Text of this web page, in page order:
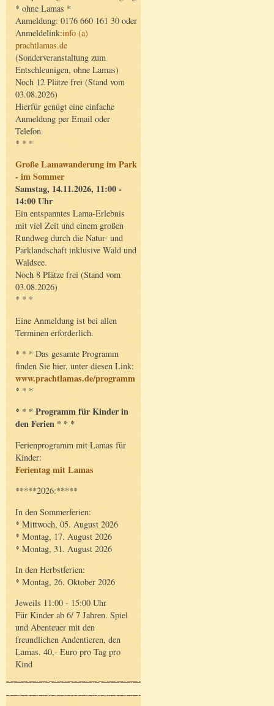
* ohne Lamas *
Anmeldung: 0176 660 161 30 oder
Anmeldelink:info (a)
prachtlamas.de
(Sonderveranstaltung zum
Entschleunigen, ohne Lamas)
Noch 12 Plätze frei (Stand vom
03.08.2026)
Hierfür genügt eine einfache
Anmeldung per Email oder
Telefon.
* * *
Große Lamawanderung im Park
- im Sommer
Samstag, 14.11.2026, 11:00 -
14:00 Uhr
Ein entspanntes Lama-Erlebnis
mit viel Zeit und einem großen
Rundweg durch die Natur- und
Parklandschaft inklusive Wald und
Waldsee.
Noch 8 Plätze frei (Stand vom
03.08.2026)
* * *
Eine Anmeldung ist bei allen
Terminen erforderlich.
* * * Das gesamte Programm
finden Sie hier, unter diesen Link:
www.prachtlamas.de/programm
* * *
* * * Programm für Kinder in
den Ferien * * *
Ferienprogramm mit Lamas für
Kinder:
Ferientag mit Lamas
*****2026:*****
In den Sommerferien:
* Mittwoch, 05. August 2026
* Montag, 17. August 2026
* Montag, 31. August 2026
In den Herbstferien:
* Montag, 26. Oktober 2026
Jeweils 11:00 - 15:00 Uhr
Für Kinder ab 6/ 7 Jahren. Spiel
und Abenteuer mit den
freundlichen Andentieren, den
Lamas. 40,- Euro pro Tag pro
Kind